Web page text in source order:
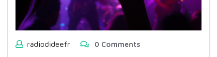
radiodideefr 0 Comments